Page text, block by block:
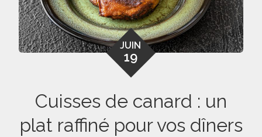
JUIN
19
Cuisses de canard : un
plat raffiné pour vos dîners